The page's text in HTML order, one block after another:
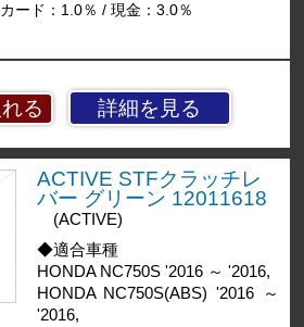
詳細を見る
カード：1.0％ / 現金：3.0％
ACTIVE STFクラッチレ
バー グリーン 12011618
(ACTIVE)
◆適合車種
HONDA NC750S '2016 ～ '2016,
HONDA NC750S(ABS) '2016 ～
'2016,